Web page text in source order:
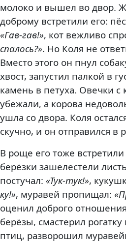
молоко и вышел во двор.
доброму встретили его:
«Гав-гав!», кот вежливо
спалось?». Но Коля не
Вместо этого он пнул
хвост, запустил палкой в
камень в петуха. Овечки с
убежали, а корова
ушла со двора. Коля
скучно, и он отправился в
В роще его тоже
берёзки зашелестели
постучал: «Тук-тук!»,
ку!», муравей пропищал:
оценил доброго
берёзы, смастерил рогатку
птиц, разворошил